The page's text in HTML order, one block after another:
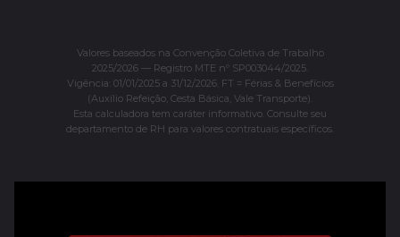
Valores baseados na Convenção Coletiva de Trabalho
2025/2026 — Registro MTE nº SP003044/2025.
Vigência: 01/01/2025 a 31/12/2026. FT = Férias & Benefícios
(Auxílio Refeição, Cesta Básica, Vale Transporte).
Esta calculadora tem caráter informativo. Consulte seu
departamento de RH para valores contratuais específicos.